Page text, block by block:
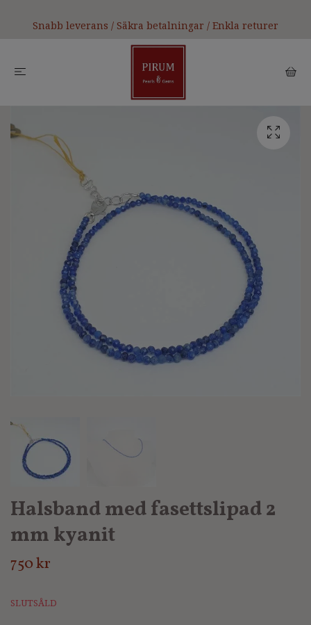
Snabb leverans / Säkra betalningar / Enkla returer
Halsband med fasettslipad 2
mm kyanit
750 kr
SLUTSÅLD